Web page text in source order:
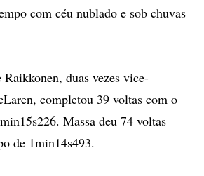
com céu nublado e sob chuvas
duas vezes vice-
completou 39 voltas com o
Massa deu 74 voltas
de 1min14s493.